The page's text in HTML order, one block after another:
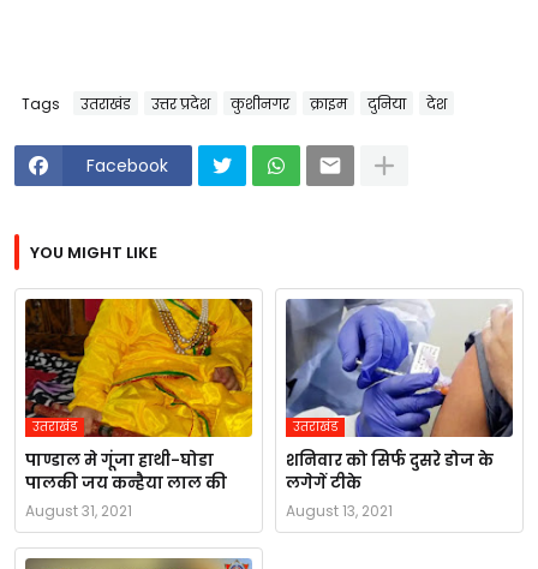
Tags उतराखंड उत्तर प्रदेश कुशीनगर क्राइम दुनिया देश
Facebook
YOU MIGHT LIKE
उतराखंड
पाण्डाल मे गूंजा हाथी-घोडा
पालकी जय कन्हैया लाल की
August 31, 2021
उतराखंड
शनिवार को सिर्फ दुसरे डोज के
लगेगें टीके
August 13, 2021